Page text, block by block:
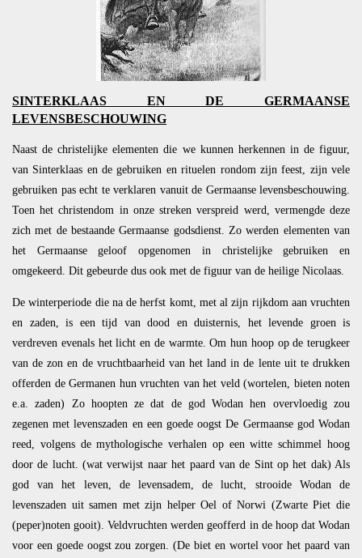
SINTERKLAAS EN DE GERMAANSE
LEVENSBESCHOUWING
Naast de christelijke elementen die we kunnen herkennen in de figuur,
van Sinterklaas en de gebruiken en rituelen rondom zijn feest, zijn vele
gebruiken pas echt te verklaren vanuit de Germaanse levensbeschouwing.
Toen het christendom in onze streken verspreid werd, vermengde deze
zich met de bestaande Germaanse godsdienst. Zo werden elementen van
het Germaanse geloof opgenomen in christelijke gebruiken en
omgekeerd. Dit gebeurde dus ook met de figuur van de heilige Nicolaas.
De winterperiode die na de herfst komt, met al zijn rijkdom aan vruchten
en zaden, is een tijd van dood en duisternis, het levende groen is
verdreven evenals het licht en de warmte. Om hun hoop op de terugkeer
van de zon en de vruchtbaarheid van het land in de lente uit te drukken
offerden de Germanen hun vruchten van het veld (wortelen, bieten noten
e.a. zaden) Zo hoopten ze dat de god Wodan hen overvloedig zou
zegenen met levenszaden en een goede oogst De Germaanse god Wodan
reed, volgens de mythologische verhalen op een witte schimmel hoog
door de lucht. (wat verwijst naar het paard van de Sint op het dak) Als
god van het leven, de levensadem, de lucht, strooide Wodan de
levenszaden uit samen met zijn helper Oel of Norwi (Zwarte Piet die
(peper)noten gooit). Veldvruchten werden geofferd in de hoop dat Wodan
voor een goede oogst zou zorgen. (De biet en wortel voor het paard van